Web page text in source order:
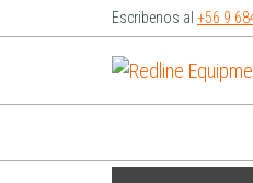
Escribenos al +56 9